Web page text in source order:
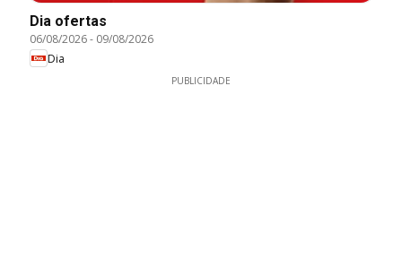
Dia ofertas
06/08/2026- 09/08/2026
Dia
PUBLICIDADE